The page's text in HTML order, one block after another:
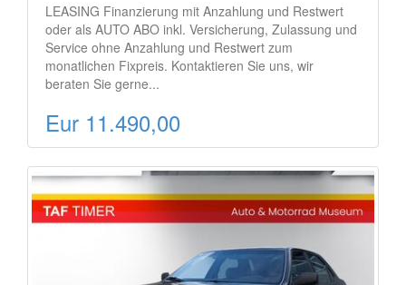
LEASING Finanzierung mit Anzahlung und Restwert
oder als AUTO ABO inkl. Versicherung, Zulassung und
Service ohne Anzahlung und Restwert zum
monatlichen Fixpreis. Kontaktieren Sie uns, wir
beraten Sie gerne...
Eur 11.490,00